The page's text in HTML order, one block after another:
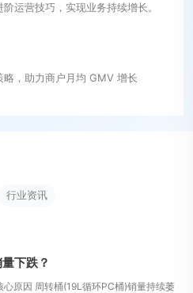
运营技巧，实现业务持续增长。
，助力商户月均 GMV 增长
行业资讯
下跌？
原因 周转桶(19L循环PC桶)销量持续萎